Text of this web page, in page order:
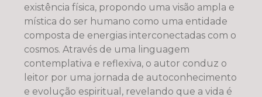
existência física, propondo uma visão ampla e
mística do ser humano como uma entidade
composta de energias interconectadas com o
cosmos. Através de uma linguagem
contemplativa e reflexiva, o autor conduz o
leitor por uma jornada de autoconhecimento
e evolução espiritual, revelando que a vida é